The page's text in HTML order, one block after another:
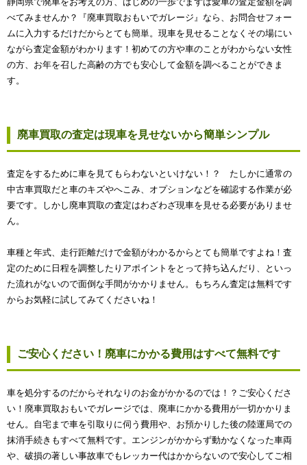
べてみませんか？『廃車買取おもいでガレージ』なら、お問合せフォー
ムに入力するだけだからとても簡単。現車を見せることなくその場にい
ながら査定金額がわかります！初めての方や車のことがわからない女性
の方、お年を召した高齢の方でも安心して金額を調べることができま
す。
廃車買取の査定は現車を見せないから簡単シンプル
査定をするために車を見てもらわないといけない！？ たしかに通常の
中古車買取だと車のキズやへこみ、オプションなどを確認する作業が必
要です。しかし廃車買取の査定はわざわざ現車を見せる必要がありませ
ん。
車種と年式、走行距離だけで金額がわかるからとても簡単ですよね！査
定のために日程を調整したりアポイントをとって持ち込んだり、といっ
た流れがないので面倒な手間がかかりません。もちろん査定は無料です
からお気軽に試してみてくださいね！
ご安心ください！廃車にかかる費用はすべて無料です
車を処分するのだからそれなりのお金がかかるのでは！？ご安心くださ
い！廃車買取おもいでガレージでは、廃車にかかる費用が一切かかりま
せん。自宅まで車を引取りに伺う費用や、お預かりした後の陸運局での
抹消手続きもすべて無料です。エンジンがかからず動かなくなった車両
や、破損の著しい事故車でもレッカー代はかからないので安心してご相